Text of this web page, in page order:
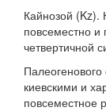
Кайнозой (Kz).
повсеместно
четвертичной
киевскими и
повсеместное